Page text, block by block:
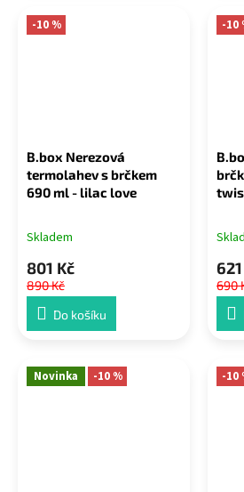
-10 %
B.box Nerezová
termolahev s brčkem
690 ml - lilac love
Skladem
801 Kč
890 Kč
Do košíku
-10
690
Novinka -10 % -10